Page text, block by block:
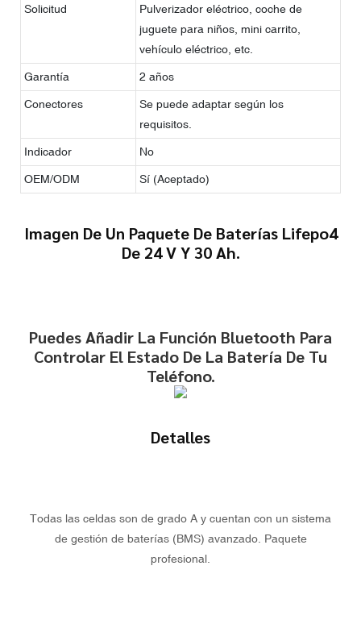
Solicitud
Pulverizador eléctrico, coche de
juguete para niños, mini carrito,
vehículo eléctrico, etc.
Garantía 2 años
Conectores
Se puede adaptar según los
requisitos.
Indicador No
OEM/ODM Sí (Aceptado)
Imagen De Un Paquete De Baterías Lifepo4
De 24 V Y 30 Ah.
Puedes Añadir La Función Bluetooth Para
Controlar El Estado De La Batería De Tu
Teléfono.
Detalles
Todas las celdas son de grado A y cuentan con un sistema
de gestión de baterías (BMS) avanzado. Paquete
profesional.